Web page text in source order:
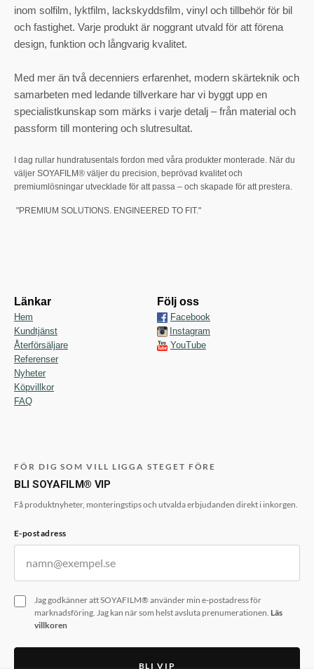
inom solfilm, lyktfilm, lackskyddsfilm, vinyl och tillbehör för bil
och fastighet. Varje produkt är noggrant utvald för att förena
design, funktion och långvarig kvalitet.
Med mer än två decenniers erfarenhet, modern skärteknik och
samarbeten med ledande tillverkare har vi byggt upp en
specialistkunskap som märks i varje detalj – från material och
passform till montering och slutresultat.
I dag rullar hundratusentals fordon med våra produkter monterade. När du
väljer SOYAFILM® väljer du precision, beprövad kvalitet och
premiumlösningar utvecklade för att passa – och skapade för att prestera.
"PREMIUM SOLUTIONS. ENGINEERED TO FIT."
Länkar
Hem
Kundtjänst
Återförsäljare
Referenser
Nyheter
Köpvillkor
FAQ
Följ oss
Facebook
Instagram
YouTube
FÖR DIG SOM VILL LIGGA STEGET FÖRE
BLI SOYAFILM® VIP
Få produktnyheter, monteringstips och utvalda erbjudanden direkt i inkorgen.
E-postadress
Jag godkänner att SOYAFILM® använder min e-postadress för
marknadsföring. Jag kan när som helst avsluta prenumerationen. Läs
villkoren
BLI VIP